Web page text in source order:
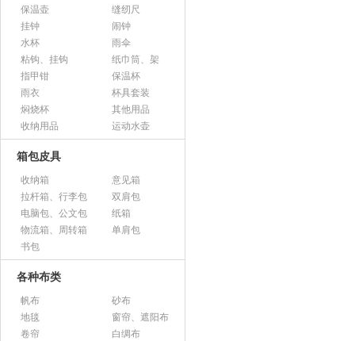
保温壶
缝纫尺
挂钟
闹钟
水杯
雨伞
粘钩、挂钩
纸巾筒、架
指甲钳
保温杯
雨衣
杯具套装
焖烧杯
其他用品
收纳用品
运动水壶
箱包皮具
收纳箱
意见箱
拉杆箱、行李包
双肩包
电脑包、公文包
纸箱
物流箱、周转箱
单肩包
书包
各种布类
帆布
砂布
地毯
窗帘、遮阳布
卷帘
白绸布